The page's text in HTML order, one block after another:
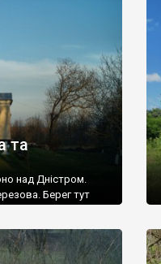
виявилося
та
над Дністром.
Берег тут
навколишніх
Точної дати […]